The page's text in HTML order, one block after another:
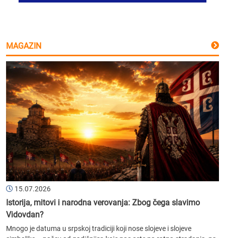
MAGAZIN
15.07.2026
Istorija, mitovi i narodna verovanja: Zbog čega slavimo
Vidovdan?
Mnogo je datuma u srpskoj tradiciji koji nose slojeve i slojeve